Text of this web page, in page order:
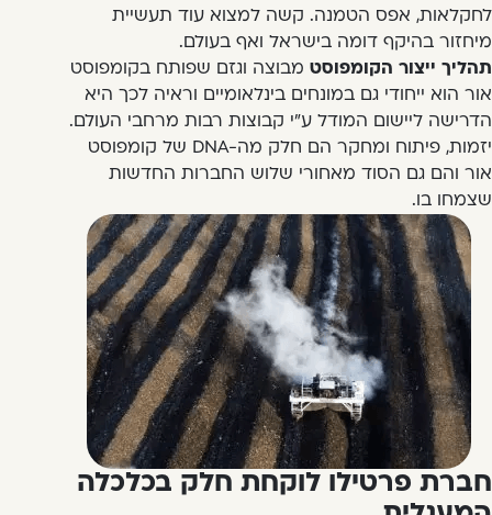
לחקלאות, אפס הטמנה. קשה למצוא עוד תעשיית
מיחזור בהיקף דומה בישראל ואף בעולם.
תהליך ייצור הקומפוסט מבוצה וגזם שפותח בקומפוסט
אור הוא ייחודי גם במונחים בינלאומיים וראיה לכך היא
הדרישה ליישום המודל ע"י קבוצות רבות מרחבי העולם.
יזמות, פיתוח ומחקר הם חלק מה-DNA של קומפוסט
אור והם גם הסוד מאחורי שלוש החברות החדשות
שצמחו בו.
חברת פרטילו לוקחת חלק בכלכלה